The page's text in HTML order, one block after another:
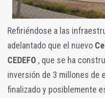
Refiriéndose a las
adelantado que el nuevo
CEDEFO , que se ha
inversión de 3 millones de
finalizado y posiblemente